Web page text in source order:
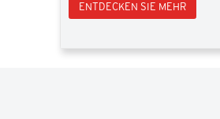
ENTDECKEN SIE MEHR